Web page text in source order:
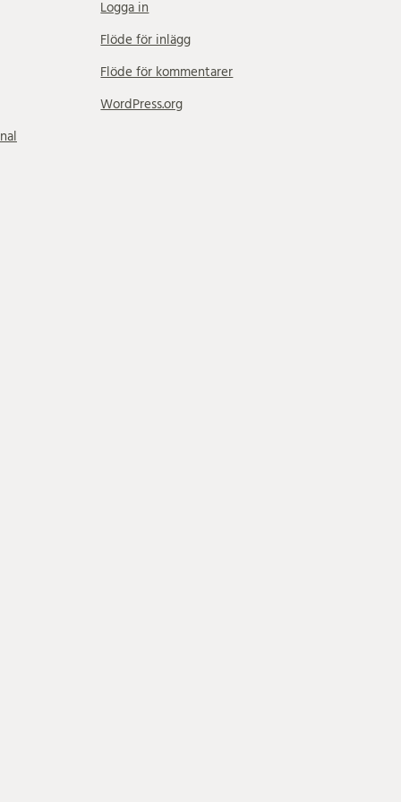
Logga in
Flöde för inlägg
Flöde för kommentarer
WordPress.org